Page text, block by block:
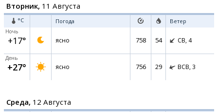
Вторник, 11 Августа
°C Погода Ветер
Ночь
+17° ясно 758 54 СВ, 4
День
+27° ясно 756 29 ВСВ, 3
Среда, 12 Августа